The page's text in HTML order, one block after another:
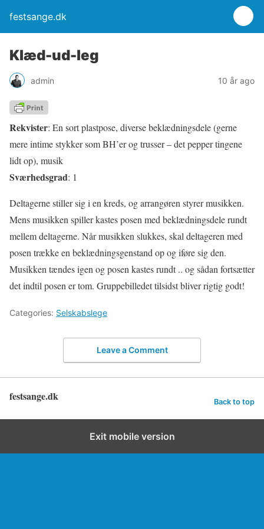
festsange.dk
Klæd-ud-leg
admin 10 år ago
Rekvister: En sort plastpose, diverse beklædningsdele (gerne
mere intime stykker som BH’er og trusser – det pepper tingene
lidt op), musik
Sværhedsgrad: 1
Deltagerne stiller sig i en kreds, og arrangøren styrer musikken.
Mens musikken spiller kastes posen med beklædningsdele rundt
mellem deltagerne. Når musikken slukkes, skal deltageren med
posen trække en beklædningsgenstand op og iføre sig den.
Musikken tændes igen og posen kastes rundt .. og sådan fortsætter
det indtil posen er tom. Gruppebilledet tilsidst bliver rigtig godt!
Categories: Selskabslege
Leave a Comment
festsange.dk Back to top
Exit mobile version